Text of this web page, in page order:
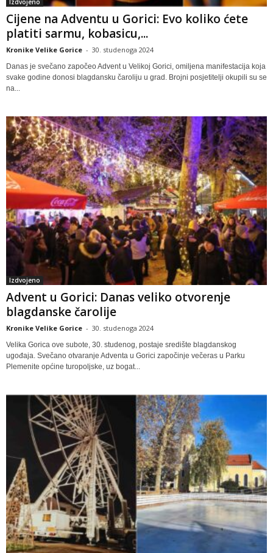
Izdvojeno
Cijene na Adventu u Gorici: Evo koliko ćete
platiti sarmu, kobasicu,...
Kronike Velike Gorice - 30. studenoga 2024
Danas je svečano započeo Advent u Velikoj Gorici, omiljena manifestacija koja
svake godine donosi blagdansku čaroliju u grad. Brojni posjetitelji okupili su se
na...
Izdvojeno
Advent u Gorici: Danas veliko otvorenje
blagdanske čarolije
Kronike Velike Gorice - 30. studenoga 2024
Velika Gorica ove subote, 30. studenog, postaje središte blagdanskog
ugođaja. Svečano otvaranje Adventa u Gorici započinje večeras u Parku
Plemenite općine turopoljske, uz bogat...